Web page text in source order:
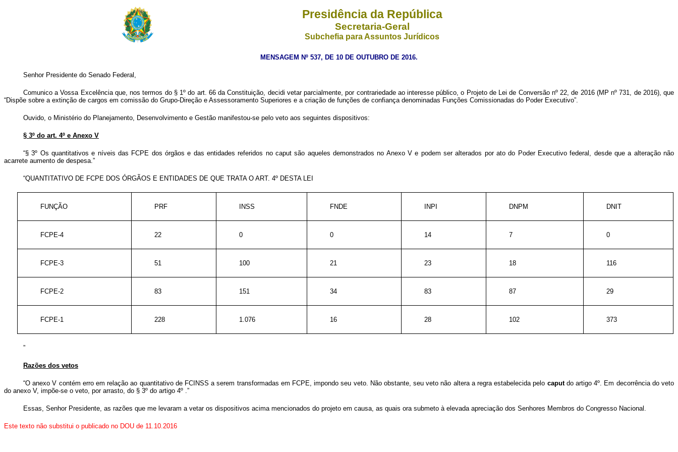
Presidência da República
Secretaria-Geral
Subchefia para Assuntos Jurídicos
MENSAGEM Nº 537, DE 10 DE OUTUBRO DE 2016.
Senhor Presidente do Senado Federal,
Comunico a Vossa Excelência que,nos termos do § 1º do art. 66 da Constituição, decidi vetar parcialmente, por contrariedade ao interesse público, o Projeto de Lei de Conversão nº 22, de 2016 (MP nº 731, de 2016), que
“Dispõe sobre a extinção de cargos em comissão do Grupo-Direção e Assessoramento Superiores e a criação de funções de confiança denominadas Funções Comissionadas do Poder Executivo”.
Ouvido, o Ministério do Planejamento, Desenvolvimento e Gestão manifestou-se pelo veto aos seguintes dispositivos:
§ 3º do art. 4º e Anexo V
“§ 3º Os quantitativos e níveis das FCPE dos órgãos e das entidades referidos no caputsão aqueles demonstrados no Anexo V e podem ser alterados por ato do Poder Executivo federal, desde que a alteração não
acarrete aumento de despesa.”
“QUANTITATIVO DE FCPE DOS ÓRGÃOS E ENTIDADES DE QUE TRATA O ART. 4º DESTA LEI
FUNÇÃO PRF INSS FNDE INPI DNPM DNIT
FCPE-4 22 0 0 14 7 0
FCPE-3 51 100 21 23 18 116
FCPE-2 83 151 34 83 87 29
FCPE-1 228 1.076 16 28 102 373
”
Razões dos vetos
“O anexo V contém erro em relação ao quantitativo de FCINSS a serem transformadas em FCPE, impondo seu veto. Não obstante, seu veto não altera a regra estabelecida pelo caput do artigo 4º. Em decorrência do veto
do anexo V, impõe-se o veto, por arrasto, do § 3º do artigo 4º .”
Essas, Senhor Presidente, as razões que me levaram a vetar os dispositivos acima mencionados do projeto em causa, as quais ora submeto à elevada apreciação dos Senhores Membros do Congresso Nacional.
Este texto não substitui o publicado no DOU de 11.10.2016